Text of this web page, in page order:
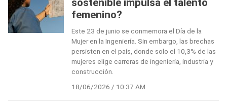
femenino?
Este 23 de junio se conmemora el Día de la
Mujer en la Ingeniería. Sin embargo, las brechas
persisten en el país, donde solo el 10,3% de las
mujeres elige carreras de ingeniería, industria y
construcción.
18/06/2026 / 10:37 AM